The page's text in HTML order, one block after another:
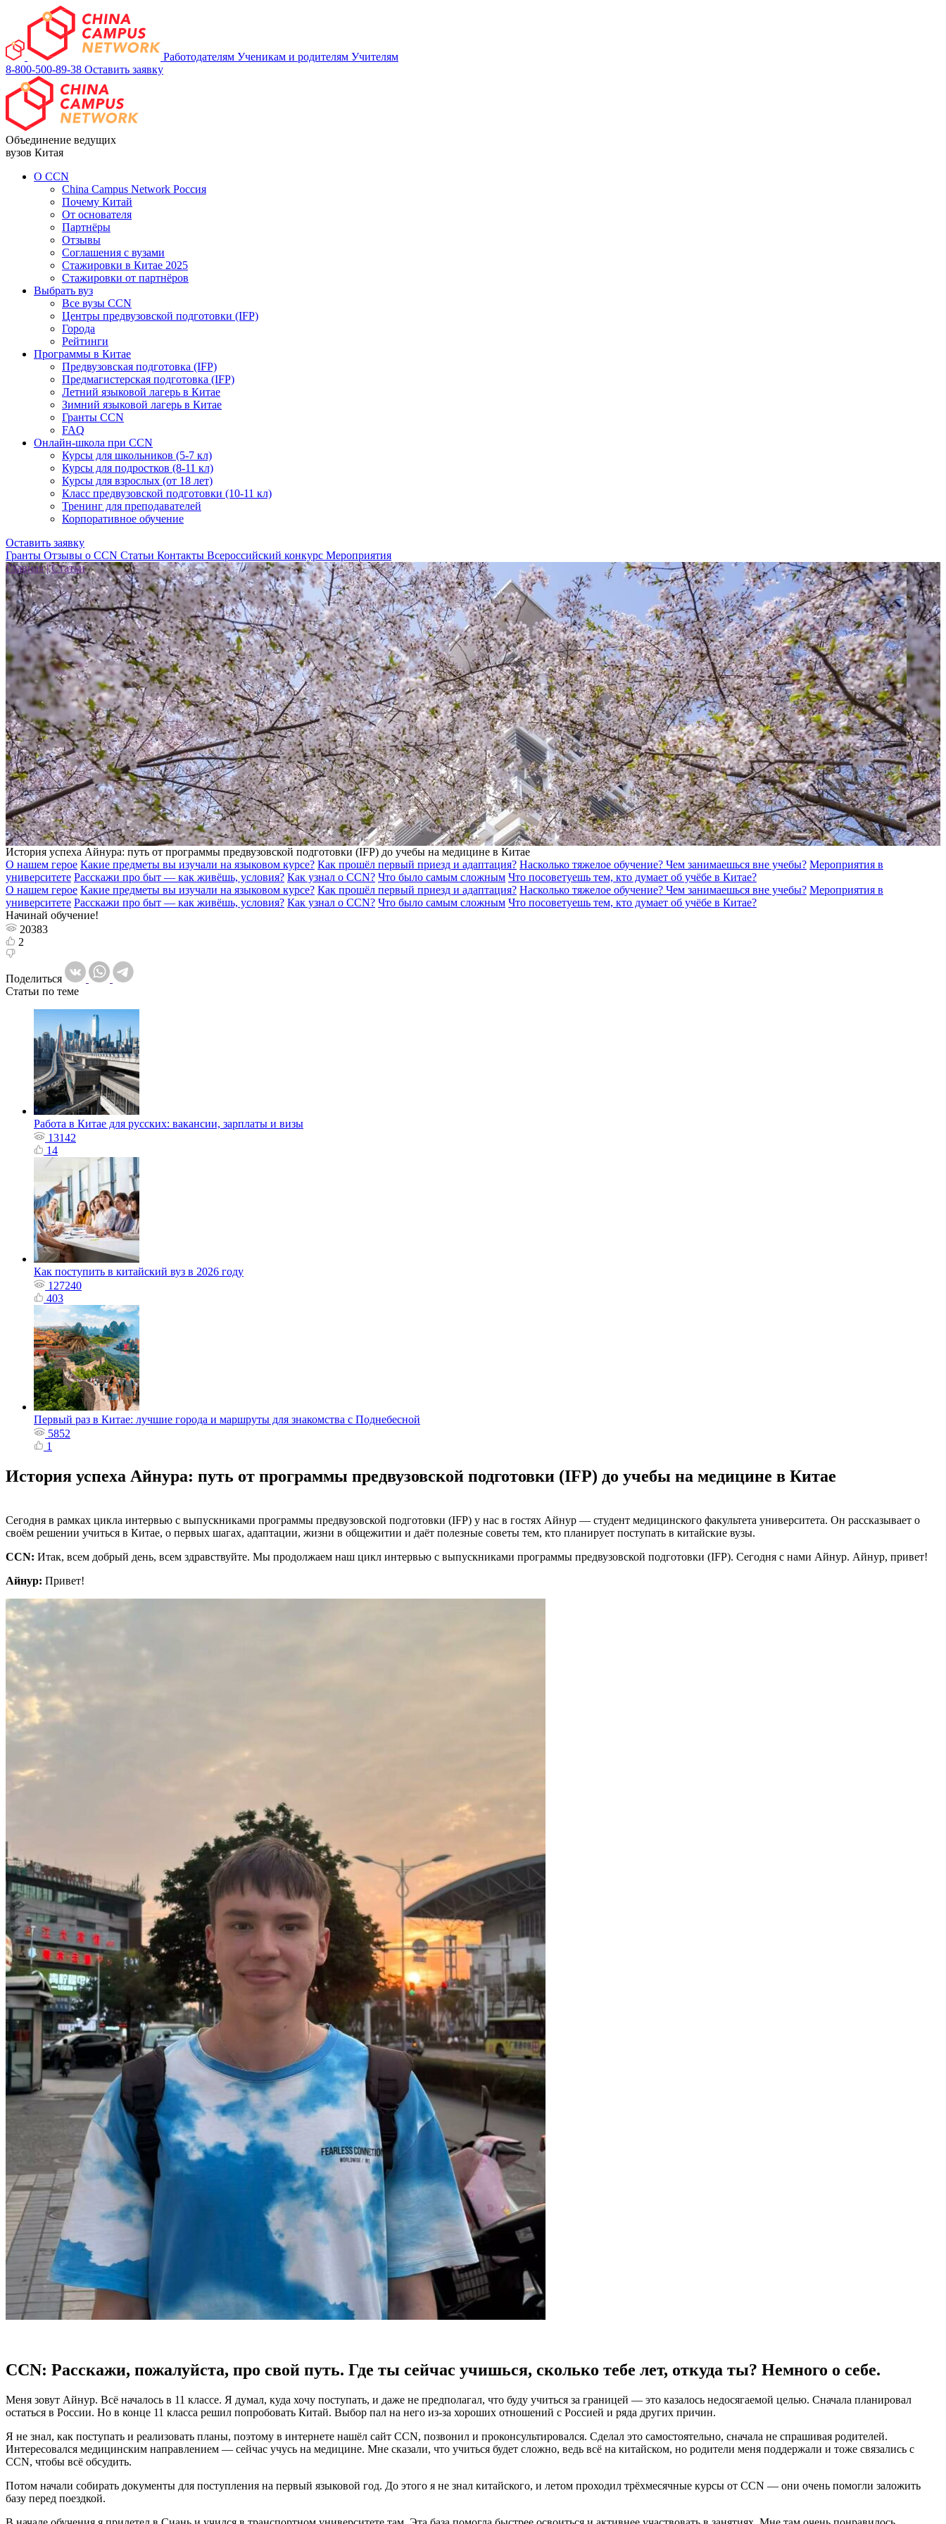
Работодателям Ученикам и родителям Учителям
8-800-500-89-38 Оставить заявку
Объединение ведущих
вузов Китая
О ССN
China Campus Network Россия
Почему Китай
От основателя
Партнёры
Отзывы
Соглашения с вузами
Стажировки в Китае 2025
Стажировки от партнёров
Выбрать вуз
Все вузы CCN
Центры предвузовской подготовки (IFP)
Города
Рейтинги
Программы в Китае
Предвузовская подготовка (IFP)
Предмагистерская подготовка (IFP)
Летний языковой лагерь в Китае
Зимний языковой лагерь в Китае
Гранты CCN
FAQ
Онлайн-школа при CCN
Курсы для школьников (5-7 кл)
Курсы для подростков (8-11 кл)
Курсы для взрослых (от 18 лет)
Класс предвузовской подготовки (10-11 кл)
Тренинг для преподавателей
Корпоративное обучение
Оставить заявку
Гранты Отзывы о CCN Статьи Контакты Всероссийский конкурс Мероприятия
Главная|Статьи
История успеха Айнура: путь от программы предвузовской подготовки (IFP) до учебы на медицине в Китае
О нашем герое Какие предметы вы изучали на языковом курсе? Как прошёл первый приезд и адаптация? Насколько тяжелое обучение? Чем занимаешься вне учебы? Мероприятия в
университете Расскажи про быт — как живёшь, условия? Как узнал о CCN? Что было самым сложным Что посоветуешь тем, кто думает об учёбе в Китае?
О нашем герое Какие предметы вы изучали на языковом курсе? Как прошёл первый приезд и адаптация? Насколько тяжелое обучение? Чем занимаешься вне учебы? Мероприятия в
университете Расскажи про быт — как живёшь, условия? Как узнал о CCN? Что было самым сложным Что посоветуешь тем, кто думает об учёбе в Китае?
Начинай обучение!
20383
2
Поделиться
Статьи по теме
Работа в Китае для русских: вакансии, зарплаты и визы
13142
14
Как поступить в китайский вуз в 2026 году
127240
403
Первый раз в Китае: лучшие города и маршруты для знакомства с Поднебесной
5852
1
История успеха Айнура: путь от программы предвузовской подготовки (IFP) до учебы на медицине в Китае
Сегодня в рамках цикла интервью с выпускниками программы предвузовской подготовки (IFP) у нас в гостях Айнур — студент медицинского факультета университета. Он рассказывает о
своём решении учиться в Китае, о первых шагах, адаптации, жизни в общежитии и даёт полезные советы тем, кто планирует поступать в китайские вузы.
CCN: Итак, всем добрый день, всем здравствуйте. Мы продолжаем наш цикл интервью с выпускниками программы предвузовской подготовки (IFP). Сегодня с нами Айнур. Айнур, привет!
Айнур: Привет!
CCN: Расскажи, пожалуйста, про свой путь. Где ты сейчас учишься, сколько тебе лет, откуда ты? Немного о себе.
Меня зовут Айнур. Всё началось в 11 классе. Я думал, куда хочу поступать, и даже не предполагал, что буду учиться за границей — это казалось недосягаемой целью. Сначала планировал
остаться в России. Но в конце 11 класса решил попробовать Китай. Выбор пал на него из-за хороших отношений с Россией и ряда других причин.
Я не знал, как поступать и реализовать планы, поэтому в интернете нашёл сайт CCN, позвонил и проконсультировался. Сделал это самостоятельно, сначала не спрашивая родителей.
Интересовался медицинским направлением — сейчас учусь на медицине. Мне сказали, что учиться будет сложно, ведь всё на китайском, но родители меня поддержали и тоже связались с
CCN, чтобы всё обсудить.
Потом начали собирать документы для поступления на первый языковой год. До этого я не знал китайского, и летом проходил трёхмесячные курсы от CCN — они очень помогли заложить
базу перед поездкой.